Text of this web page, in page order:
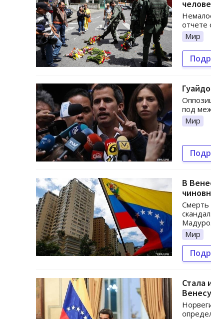
отчете
Мир
под
Мир
В
Смерть
Мадуро.
Мир
Стала